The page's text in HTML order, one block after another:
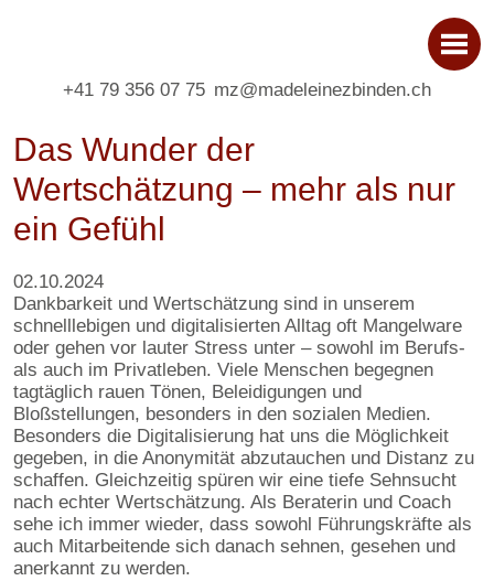
+41 79 356 07 75 mz@madeleinezbinden.ch
Das Wunder der
Wertschätzung – mehr als nur
ein Gefühl
02.10.2024
Dankbarkeit und Wertschätzung sind in unserem
schnelllebigen und digitalisierten Alltag oft Mangelware
oder gehen vor lauter Stress unter – sowohl im Berufs-
als auch im Privatleben. Viele Menschen begegnen
tagtäglich rauen Tönen, Beleidigungen und
Bloßstellungen, besonders in den sozialen Medien.
Besonders die Digitalisierung hat uns die Möglichkeit
gegeben, in die Anonymität abzutauchen und Distanz zu
schaffen. Gleichzeitig spüren wir eine tiefe Sehnsucht
nach echter Wertschätzung. Als Beraterin und Coach
sehe ich immer wieder, dass sowohl Führungskräfte als
auch Mitarbeitende sich danach sehnen, gesehen und
anerkannt zu werden.